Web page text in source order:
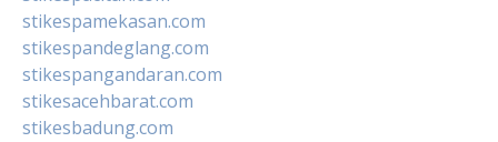
stikespamekasan.com
stikespandeglang.com
stikespangandaran.com
stikesacehbarat.com
stikesbadung.com